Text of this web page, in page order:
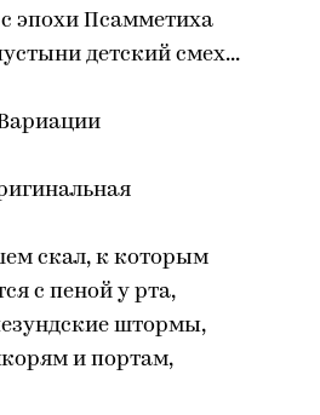
эпохи Псамметиха
детский смех...
скал, к которым
с пеной у рта,
штормы,
и портам,